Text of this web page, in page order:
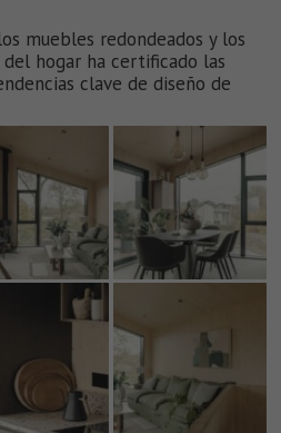
muebles redondeados y los
hogar ha certificado las
clave de diseño de